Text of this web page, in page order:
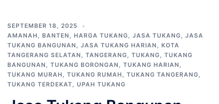
SEPTEMBER 18, 2025
AMANAH , BANTEN , HARGA TUKANG, JASA TUKANG, JASA
TUKANG BANGUNAN , JASA TUKANG HARIAN , KOTA
TANGERANG SELATAN , TANGERANG, TUKANG, TUKANG
BANGUNAN , TUKANG BORONGAN , TUKANG HARIAN ,
TUKANG MURAH , TUKANG RUMAH , TUKANG TANGERANG,
TUKANG TERDEKAT, UPAH TUKANG